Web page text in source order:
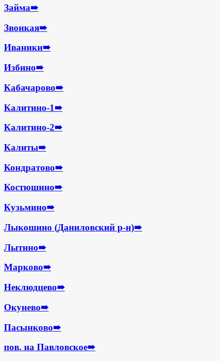
Займа➠
Звонкая➠
Иваники➠
Избино➠
Кабачарово➠
Калитино-1➠
Калитино-2➠
Калиты➠
Кондратово➠
Костюшино➠
Кузьмино➠
Лыкошино (Даниловский р-н)➠
Лытино➠
Марково➠
Неклюдцево➠
Окунево➠
Пасынково➠
пов. на Павловское➠